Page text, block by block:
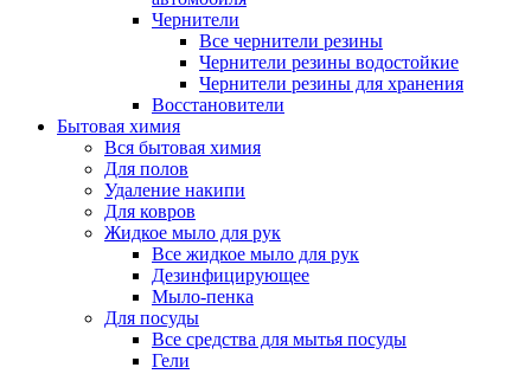
Чернители
Все чернители резины
Чернители резины водостойкие
Чернители резины для хранения
Восстановители
Бытовая химия
Вся бытовая химия
Для полов
Удаление накипи
Для ковров
Жидкое мыло для рук
Все жидкое мыло для рук
Дезинфицирующее
Мыло-пенка
Для посуды
Все средства для мытья посуды
Гели